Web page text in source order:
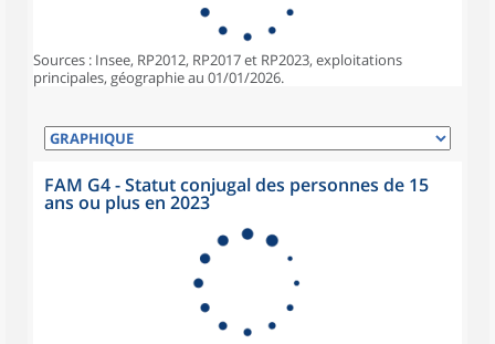
Sources : Insee, RP2012, RP2017 et RP2023, exploitations
principales, géographie au 01/01/2026.
FAM G4 - Statut conjugal des personnes de 15
ans ou plus en 2023